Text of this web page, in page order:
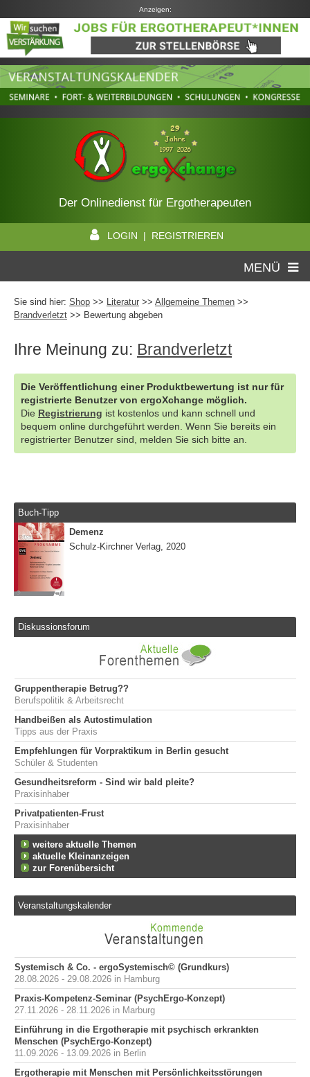
Anzeigen:
Der Onlinedienst für Ergotherapeuten
LOGIN | REGISTRIEREN
MENÜ
Sie sind hier: Shop >> Literatur >> Allgemeine Themen >>
Brandverletzt >> Bewertung abgeben
Ihre Meinung zu: Brandverletzt
Die Veröffentlichung einer Produktbewertung ist nur für
registrierte Benutzer von ergoXchange möglich.
Die Registrierung ist kostenlos und kann schnell und
bequem online durchgeführt werden. Wenn Sie bereits ein
registrierter Benutzer sind, melden Sie sich bitte an.
Buch-Tipp
Demenz
Schulz-Kirchner Verlag, 2020
Diskussionsforum
Gruppentherapie Betrug??
Berufspolitik & Arbeitsrecht
Handbeißen als Autostimulation
Tipps aus der Praxis
Empfehlungen für Vorpraktikum in Berlin gesucht
Schüler & Studenten
Gesundheitsreform - Sind wir bald pleite?
Praxisinhaber
Privatpatienten-Frust
Praxisinhaber
weitere aktuelle Themen
aktuelle Kleinanzeigen
zur Forenübersicht
Veranstaltungskalender
Systemisch & Co. - ergoSystemisch© (Grundkurs)
28.08.2026 - 29.08.2026 in Hamburg
Praxis-Kompetenz-Seminar (PsychErgo-Konzept)
27.11.2026 - 28.11.2026 in Marburg
Einführung in die Ergotherapie mit psychisch erkrankten
Menschen (PsychErgo-Konzept)
11.09.2026 - 13.09.2026 in Berlin
Ergotherapie mit Menschen mit Persönlichkeitsstörungen